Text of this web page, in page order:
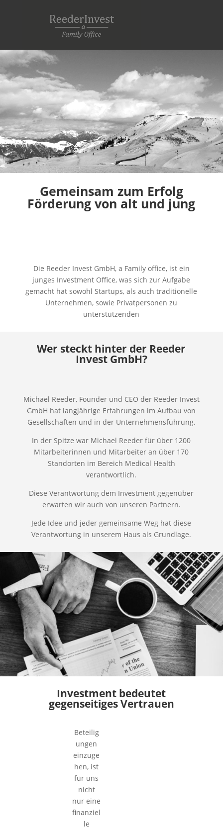
Gemeinsam zum Erfolg
Förderung von alt und jung
Die Reeder Invest GmbH, a Family office, ist ein
junges Investment Office, was sich zur Aufgabe
gemacht hat sowohl Startups, als auch traditionelle
Unternehmen, sowie Privatpersonen zu
unterstützenden
Wer steckt hinter der Reeder
Invest GmbH?
Michael Reeder, Founder und CEO der Reeder Invest
GmbH hat langjährige Erfahrungen im Aufbau von
Gesellschaften und in der Unternehmensführung.
In der Spitze war Michael Reeder für über 1200
Mitarbeiterinnen und Mitarbeiter an über 170
Standorten im Bereich Medical Health
verantwortlich.
Diese Verantwortung dem Investment gegenüber
erwarten wir auch von unseren Partnern.
Jede Idee und jeder gemeinsame Weg hat diese
Verantwortung in unserem Haus als Grundlage.
Investment bedeutet
gegenseitiges Vertrauen
Beteilig
ungen
einzuge
hen, ist
für uns
nicht
nur eine
finanziel
le